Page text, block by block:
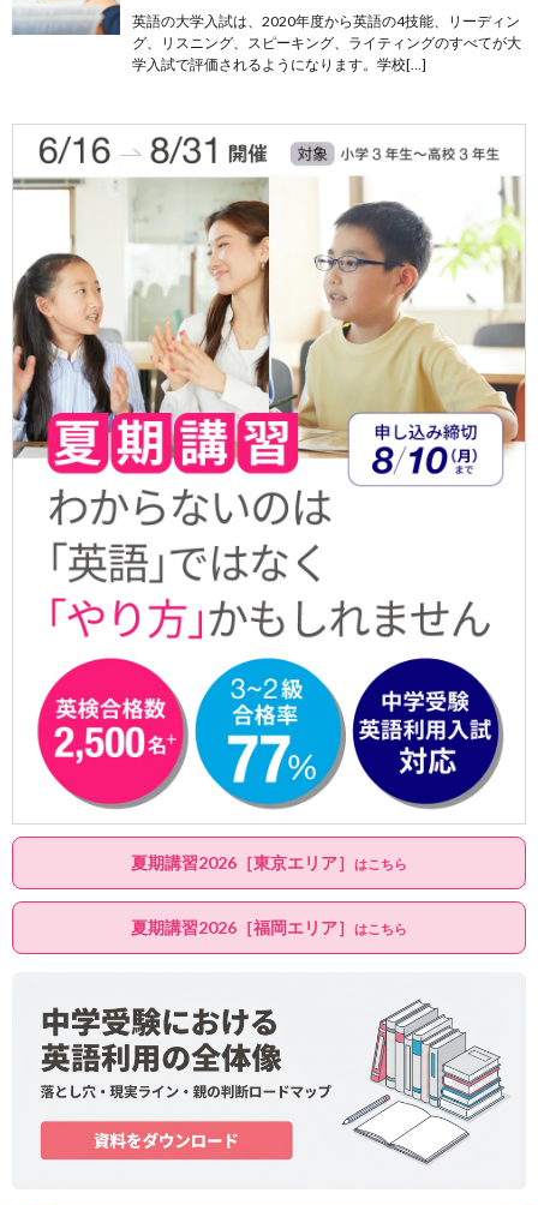
英語の大学入試は、2020年度から英語の4技能、リーディン
グ、リスニング、スピーキング、ライティングのすべてが大
学入試で評価されるようになります。学校[…]
夏期講習2026［東京エリア］ はこちら
夏期講習2026［福岡エリア］ はこちら